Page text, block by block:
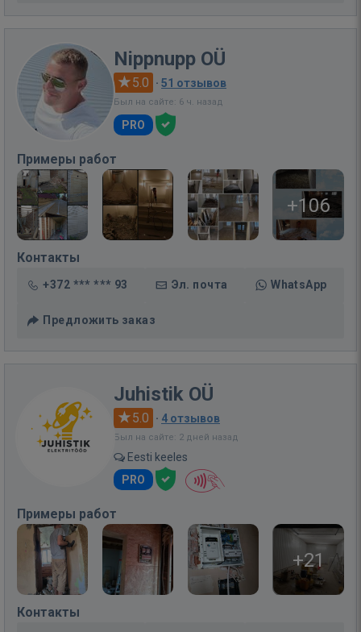
Nippnupp OÜ
5.0 · 51 отзывов
Был на сайте: 6 ч. назад
PRO
Примеры работ
+106
Контакты
+372 *** *** 93 Эл. почта WhatsApp
Предложить заказ
Juhistik OÜ
5.0 · 4 отзывов
Был на сайте: 2 дней назад
Eesti keeles
PRO
Примеры работ
+21
Контакты